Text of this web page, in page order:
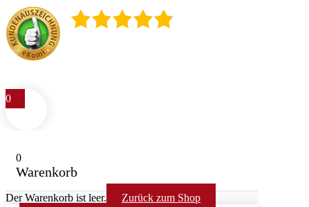
0
0
Warenkorb
Der Warenkorb ist leer. Zurück zum Shop